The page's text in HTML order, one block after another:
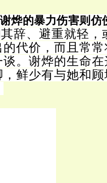
烨的暴力伤害则仿
其辞、避重就轻
代价，而且常
。谢烨的生命
鲜少有与她和